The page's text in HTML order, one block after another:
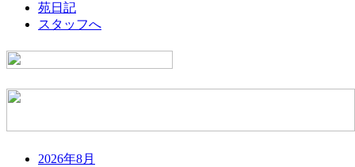
苑日記
スタッフへ
2026年8月